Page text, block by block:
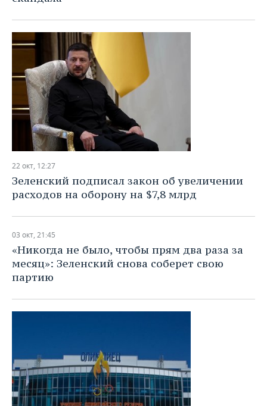
22 окт, 12:27
Зеленский подписал закон об увеличении
расходов на оборону на $7,8 млрд
03 окт, 21:45
«Никогда не было, чтобы прям два раза за
месяц»: Зеленский снова соберет свою
партию